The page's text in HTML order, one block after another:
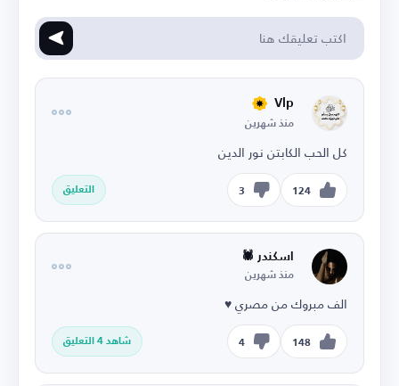
Vlp
منذ شهرين
كل الحب الكابتن نور الدين
124
3 التعليق
اسكندر 🕷️
منذ شهرين
الف مبروك من مصري ♥️
148
4 شاهد 4 التعليق